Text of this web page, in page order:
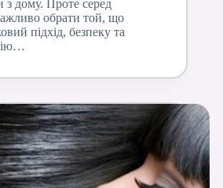
з дому. Проте серед
обрати той, що
підхід, безпеку та